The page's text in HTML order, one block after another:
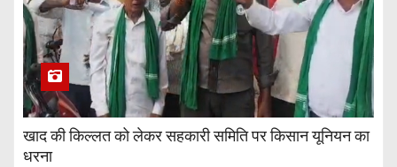
खाद की किल्लत को लेकर सहकारी समिति पर किसान यूनियन का
धरना